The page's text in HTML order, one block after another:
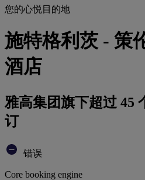
您的心悦目的地
施特格利茨 - 策
酒店
雅高集团旗下超过 45
订
错误
Core booking engine